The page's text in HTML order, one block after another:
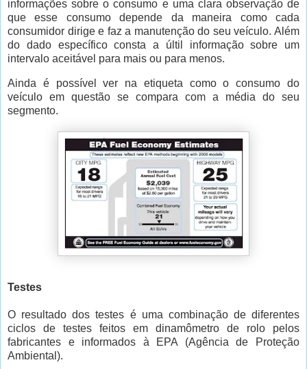
informações sobre o consumo e uma clara observação de
que esse consumo depende da maneira como cada
consumidor dirige e faz a manutenção do seu veículo. Além
do dado específico consta a últil informação sobre um
intervalo aceitável para mais ou para menos.
Ainda é possível ver na etiqueta como o consumo do
veículo em questão se compara com a média do seu
segmento.
Testes
O resultado dos testes é uma combinação de diferentes
ciclos de testes feitos em dinamômetro de rolo pelos
fabricantes e informados à EPA (Agência de Proteção
Ambiental).